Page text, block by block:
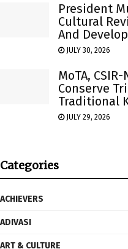
President
Cultural
And
JULY 30, 2026
MoTA,
Conserve
Traditional
JULY 29, 2026
Categories
ACHIEVERS
ADIVASI
ART & CULTURE